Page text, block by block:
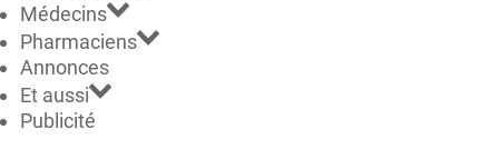
Médecins
Pharmaciens
Annonces
Et aussi
Publicité